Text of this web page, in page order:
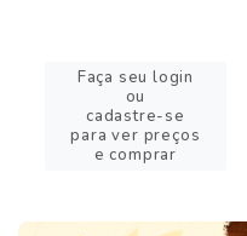
Faça seu login
ou
cadastre-se
para ver preços
e comprar